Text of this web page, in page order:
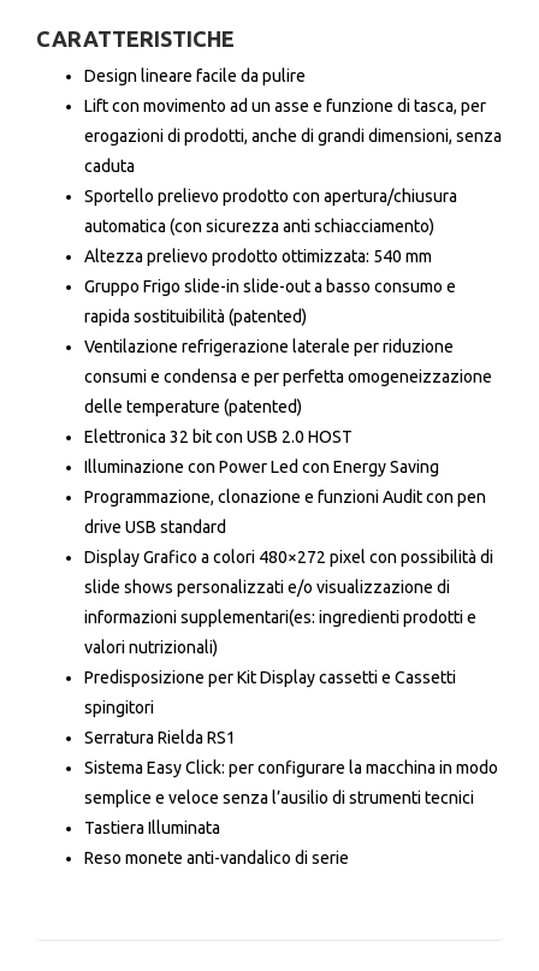
CARATTERISTICHE
Design lineare facile da pulire
Lift con movimento ad un asse e funzione di tasca, per
erogazioni di prodotti, anche di grandi dimensioni, senza
caduta
Sportello prelievo prodotto con apertura/chiusura
automatica (con sicurezza anti schiacciamento)
Altezza prelievo prodotto ottimizzata: 540 mm
Gruppo Frigo slide-in slide-out a basso consumo e
rapida sostituibilità (patented)
Ventilazione refrigerazione laterale per riduzione
consumi e condensa e per perfetta omogeneizzazione
delle temperature (patented)
Elettronica 32 bit con USB 2.0 HOST
Illuminazione con Power Led con Energy Saving
Programmazione, clonazione e funzioni Audit con pen
drive USB standard
Display Grafico a colori 480×272 pixel con possibilità di
slide shows personalizzati e/o visualizzazione di
informazioni supplementari(es: ingredienti prodotti e
valori nutrizionali)
Predisposizione per Kit Display cassetti e Cassetti
spingitori
Serratura Rielda RS1
Sistema Easy Click: per configurare la macchina in modo
semplice e veloce senza l’ausilio di strumenti tecnici
Tastiera Illuminata
Reso monete anti-vandalico di serie